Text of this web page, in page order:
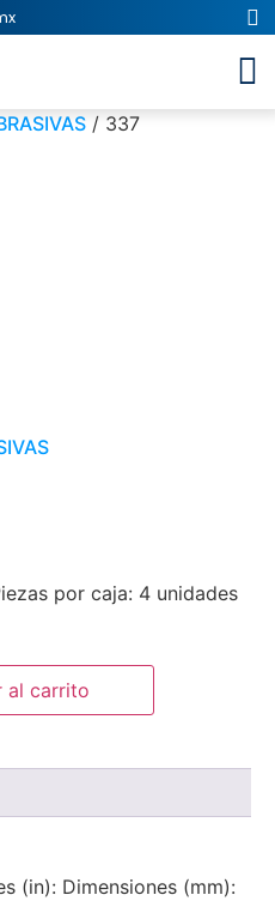
/ 337
por caja: 4 unidades
al carrito
(in): Dimensiones (mm):